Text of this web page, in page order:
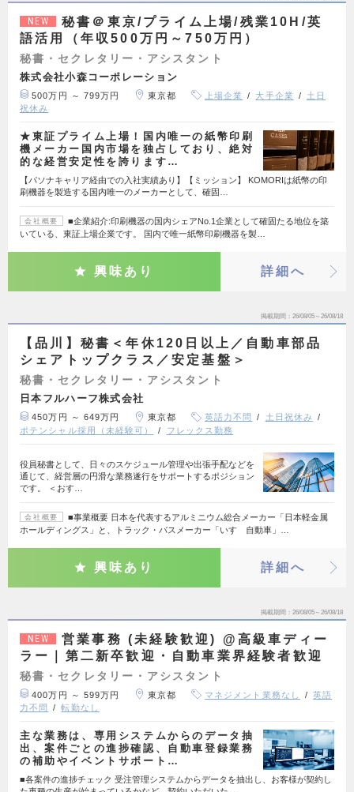
NEW
秘書＠東京/プライム上場/残業10H/英
語活用（年収500万円～750万円）
秘書・セクレタリー・アシスタント
株式会社小森コーポレーション
500万円 ～ 799万円 東京都 上場企業 大手企業
土日
祝休み
★東証プライム上場！国内唯一の紙幣印刷
機メーカー国内市場を独占しており、絶対
的な経営安定性を誇ります…
【パソナキャリア経由での入社実績あり】【ミッション】 KOMORIは紙幣の印
刷機器を製造する国内唯一のメーカーとして、確固…
会社概要
■企業紹介:印刷機器の国内シェアNo.1企業として確固たる地位を築
いている、東証上場企業です。 国内で唯一紙幣印刷機器を製…
興味あり 詳細へ
掲載期間 26/08/05～26/08/18
【品川】秘書＜年休120日以上／自動車部品
シェアトップクラス／安定基盤＞
秘書・セクレタリー・アシスタント
日本フルハーフ株式会社
450万円 ～ 649万円 東京都 英語力不問
土日祝休み
ポテンシャル採用（未経験可）
フレックス勤務
役員秘書として、日々のスケジュール管理や出張手配などを
通じて、経営層の円滑な業務遂行をサポートするポジション
です。 ＜おす…
会社概要
■事業概要 日本を代表するアルミニウム総合メーカー「日本軽金属
ホールディングス」と、トラック・バスメーカー「いすゞ自動車」…
興味あり 詳細へ
掲載期間 26/08/05～26/08/18
NEW
営業事務 (未経験歓迎) @高級車ディー
ラー｜第二新卒歓迎・自動車業界経験者歓迎
秘書・セクレタリー・アシスタント
400万円 ～ 599万円 東京都 マネジメント業務なし
英語
力不問
転勤なし
主な業務は、専用システムからのデータ抽
出、案件ごとの進捗確認、自動車登録業務
の補助やイベントサポート…
■各案件の進捗チェック 受注管理システムからデータを抽出し、お客様が契約し